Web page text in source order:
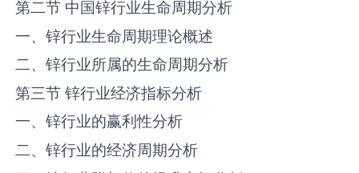
第二节 中国‌锌‌行业生命周期分析
一、‌锌‌行业生命周期理论概述
二、‌锌‌行业所属的生命周期分析
第三节 ‌锌‌行业经济指标分析
一、‌锌‌行业的赢利性分析
二、‌锌‌行业的经济周期分析